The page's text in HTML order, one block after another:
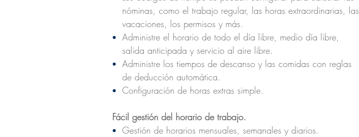
nóminas, como el trabajo regular, las horas extraordinarias, las
vacaciones, los permisos y más.
Administre el horario de todo el día libre, medio día libre,
salida anticipada y servicio al aire libre.
Administre los tiempos de descanso y las comidas con reglas
de deducción automática.
Configuración de horas extras simple.
Fácil gestión del horario de trabajo.
Gestión de horarios mensuales, semanales y diarios.